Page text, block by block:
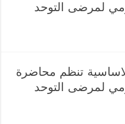
لمرضى التوحد
تنظم محاضرة
لمرضى التوحد